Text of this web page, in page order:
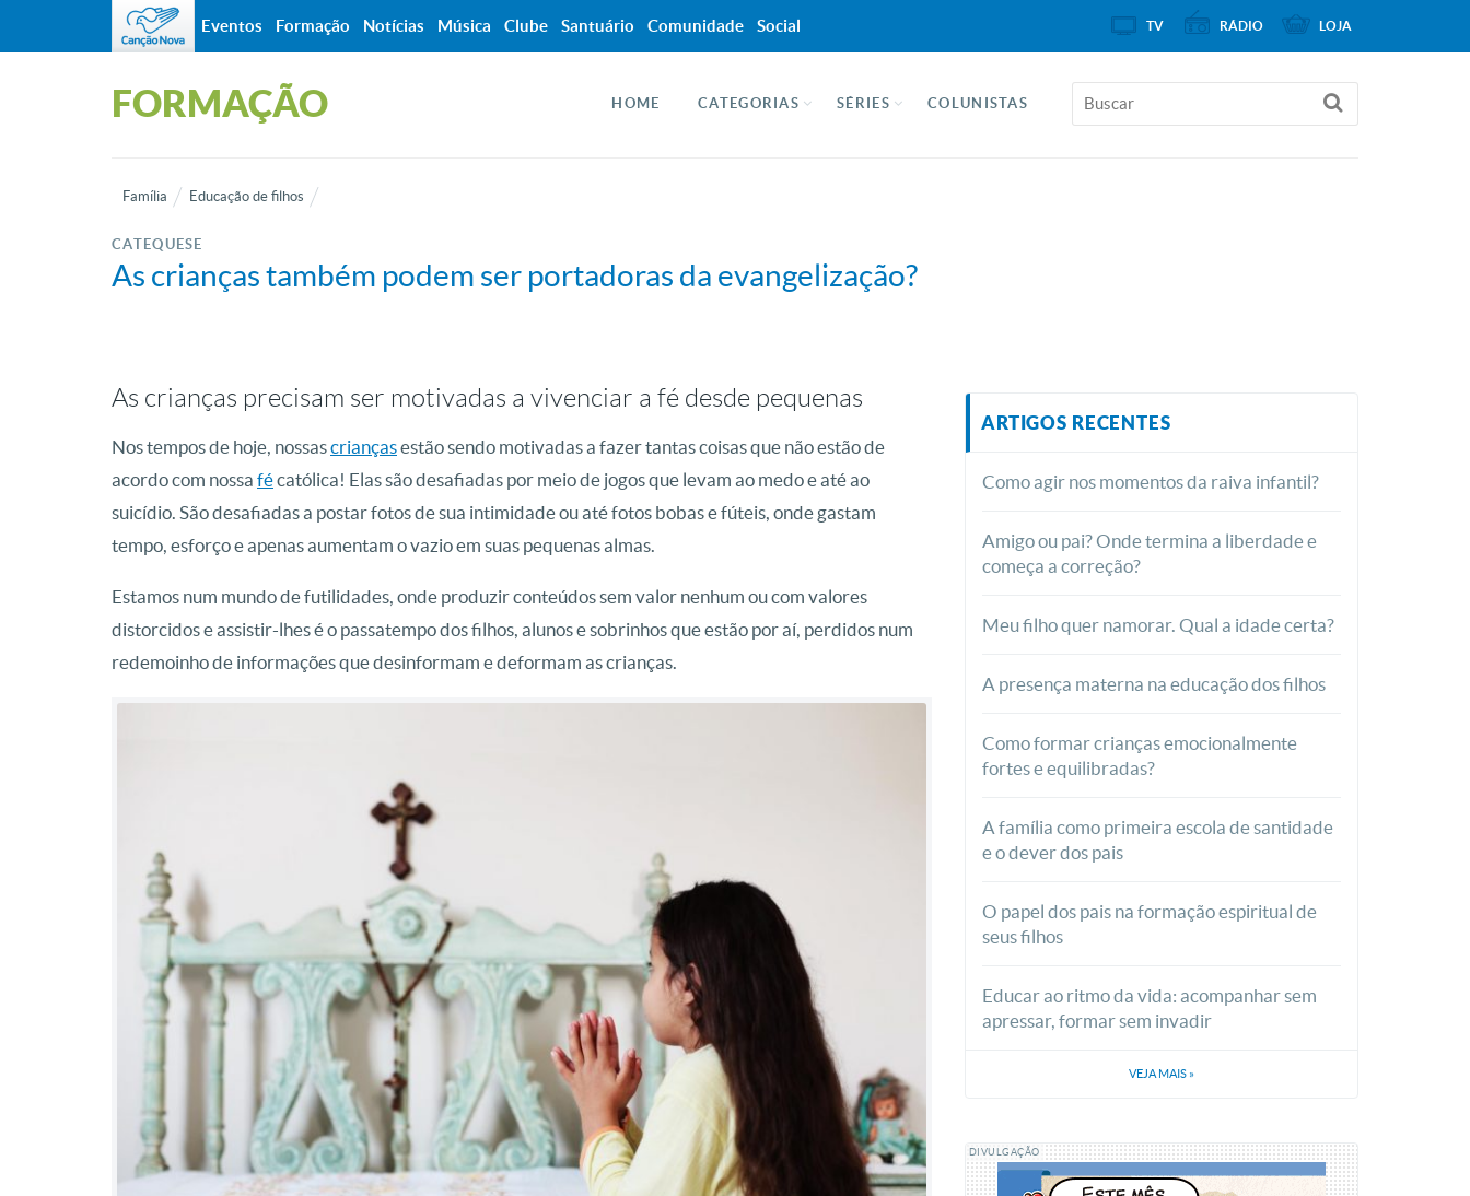
FORMAÇÃO HOME CATEGORIAS SÉRIES COLUNISTAS
Família Educação de filhos
CATEQUESE
As crianças também podem ser portadoras da evangelização?
As crianças precisam ser motivadas a vivenciar a fé desde pequenas
Nos tempos de hoje, nossascriançasestão sendo motivadas a fazer tantas coisas que não estão de
acordo com nossa fécatólica! Elas são desafiadas por meio de jogos que levam ao medo e até ao
suicídio. São desafiadas a postar fotos de sua intimidade ou até fotos bobas e fúteis, onde gastam
tempo, esforço e apenas aumentam o vazio em suas pequenas almas.
Estamos num mundo de futilidades, onde produzir conteúdos sem valor nenhum ou com valores
distorcidos e assistir-lhes é o passatempo dos filhos, alunos e sobrinhos que estão por aí, perdidos num
redemoinho de informações que desinformam e deformam as crianças.
ARTIGOS RECENTES
Como agir nos momentos da raiva infantil?
Amigo ou pai? Onde termina a liberdade e
começa a correção?
Meu filho quer namorar. Qual a idade certa?
A presença materna na educação dos filhos
Como formar crianças emocionalmente
fortes e equilibradas?
A família como primeira escola de santidade
e o dever dos pais
O papel dos pais na formação espiritual de
seus filhos
Educar ao ritmo da vida: acompanhar sem
apressar, formar sem invadir
VEJA MAIS »
DIVULGAÇÃO
Eventos Formação Notícias Música Clube Santuário Comunidade Social TV RÁDIO LOJA